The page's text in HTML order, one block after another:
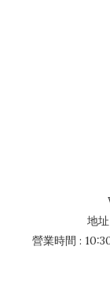
地
營業時間 :